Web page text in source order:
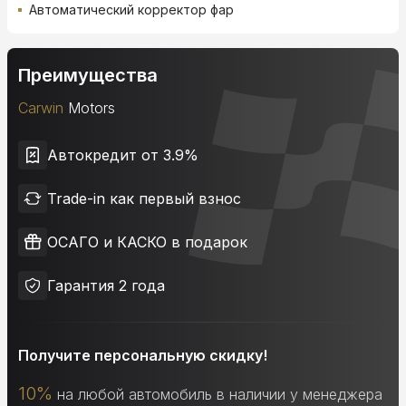
Автоматический корректор фар
Преимущества
Carwin Motors
Автокредит от 3.9%
Trade-in как первый взнос
ОСАГО и КАСКО в подарок
Гарантия 2 года
Получите персональную скидку!
10% на любой автомобиль в наличии у менеджера